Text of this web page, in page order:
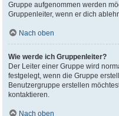
Gruppe aufgenommen werden
Gruppenleiter, wenn er dich
Nach oben
Wie werde ich Gruppenleiter?
Der Leiter einer Gruppe wird
festgelegt, wenn die Gruppe
Benutzergruppe erstellen
kontaktieren.
Nach oben